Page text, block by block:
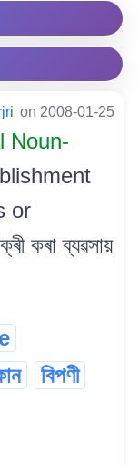
on 2008-01-25
Noun-
or
কৰা ব্যৱসায়
বিপণী